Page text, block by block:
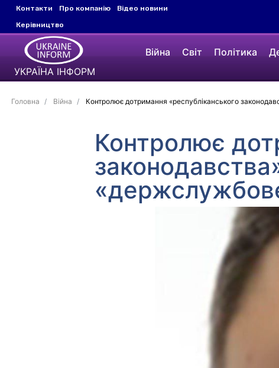
Контакти Про компанію
Відео новини
Керівництво
УКРАЇНА ІНФОРМ
Війна Світ Політика
Головна Війна Контролює дотримання «республіканського
Контролює